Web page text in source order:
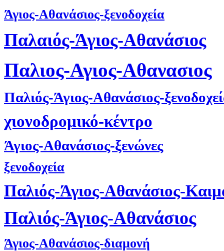
Άγιος-Αθανάσιος-ξενοδοχεία
Παλαιός-Άγιος-Αθανάσιος
Παλιος-Αγιος-Αθανασιος
Παλιός-Άγιος-Αθανάσιος-
χιονοδρομικό-κέντρο
Άγιος-Αθανάσιος-ξενώνες
ξενοδοχεία
Παλιός-Άγιος-Αθανάσιος-
Παλιός-Άγιος-Αθανάσιος
Άγιος-Αθανάσιος-διαμονή